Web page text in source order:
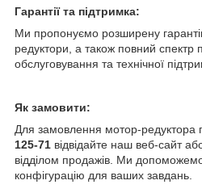
Гарантії та підтримка:
Ми пропонуємо розширену
редуктори, а також повний спектр
обслуговування та технічної
Як замовити:
Для замовлення мотор-редуктора
125-71 відвідайте наш веб-сайт
відділом продажів. Ми
конфігурацію для ваших завдань.